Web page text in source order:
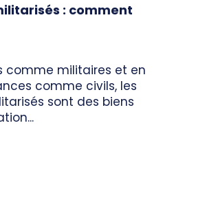
: comment
comme militaires et en
comme civils, les
sont des biens